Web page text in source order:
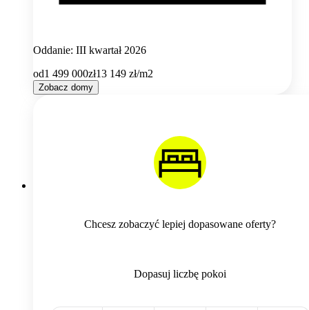
Oddanie: III kwartał 2026
od1 499 000zł13 149 zł/m2
Zobacz domy
Chcesz zobaczyć lepiej dopasowane oferty?
Dopasuj liczbę pokoi